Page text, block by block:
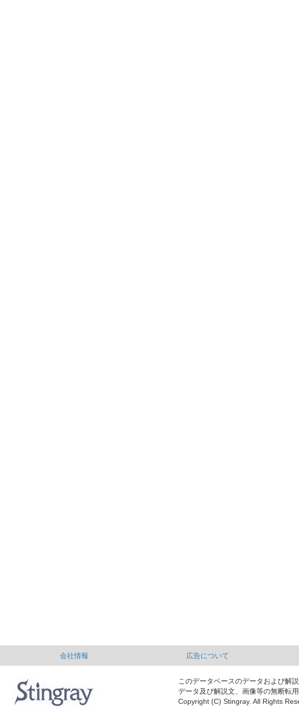
会社情報 広告について
このデータベースのデータおよび解
データ及び解説文、画像等の無断転用
Copyright (C) Stingray. All Rights